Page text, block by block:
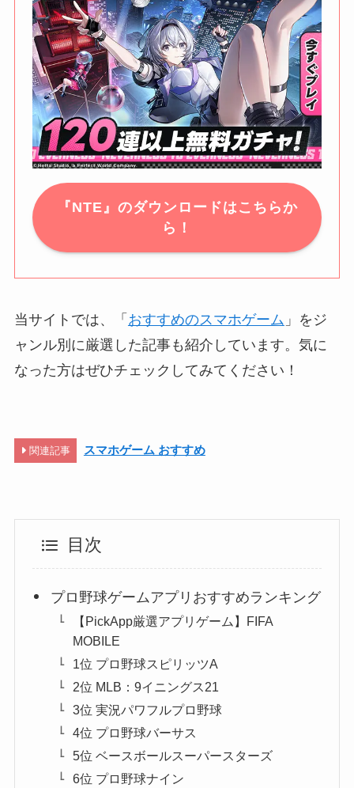
『NTE』のダウンロードはこちらか
ら！
当サイトでは、「 おすすめのスマホゲーム 」をジ
ャンル別に厳選した記事も紹介しています。気に
なった方はぜひチェックしてみてください！
関連記事 スマホゲーム おすすめ
目次
プロ野球ゲームアプリおすすめランキング
【PickApp厳選アプリゲーム】FIFA
MOBILE
1位 プロ野球スピリッツA
2位 MLB：9イニングス21
3位 実況パワフルプロ野球
4位 プロ野球バーサス
5位 ベースボールスーパースターズ
6位 プロ野球ナイン